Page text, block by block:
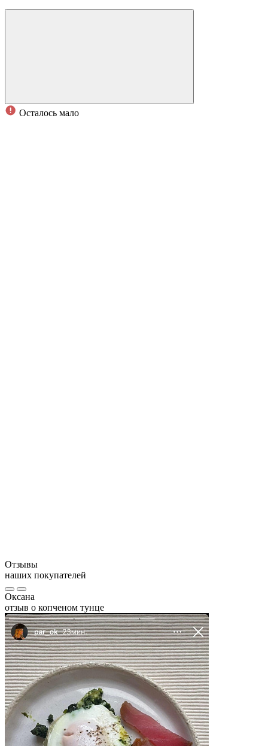
Осталось мало
Отзывы
наших покупателей
Оксана
отзыв о копченом тунце